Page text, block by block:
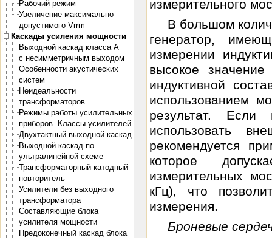
Рабочий режим
Увеличение максимально
допустимого Vrrm
Каскады усиления мощности
Выходной каскад класса А
с несимметричным выходом
Особенности акустических
систем
Неидеальности
трансформаторов
Режимы работы усилительных
приборов. Классы усилителей
Двухтактный выходной каскад
Выходной каскад по
ультралинейной схеме
Трансформаторный катодный
повторитель
Усилители без выходного
трансформатора
Составляющие блока
усилителя мощности
Предоконечный каскад блока
измерительного
В большом
генератор,
измерении
высокое
индуктивной
использованием
результат.
использовать
рекомендуется
которое
измерительных
кГц), что
измерения.
Броневые